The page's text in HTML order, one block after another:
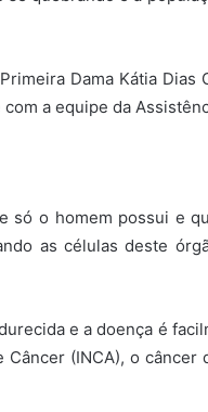
Dama Kátia
a equipe da
só o homem possui e
as células deste
e a doença é
(INCA), o